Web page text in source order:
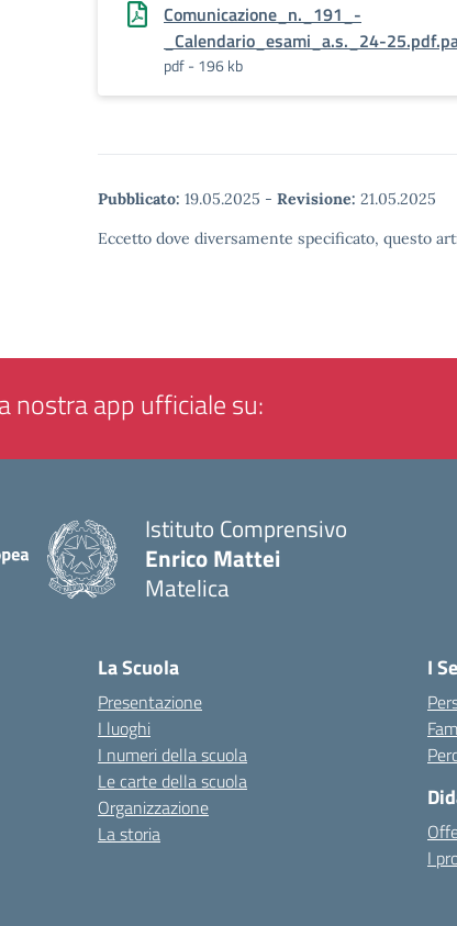
Comunicazione_n._191_-
_Calendario_esami_a.s._24-
pdf - 196 kb
Pubblicato: 19.05.2025 - Revisione: 21.05.2025
Eccetto dove diversamente specificato, questo
nostra app ufficiale su:
Istituto Comprensivo
Enrico Mattei
Matelica
La Scuola
Presentazione
I luoghi
I numeri della scuola
Le carte della scuola
Organizzazione
La storia
I
I